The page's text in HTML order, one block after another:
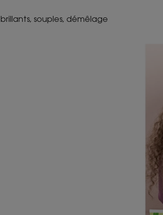
souples, démêlage